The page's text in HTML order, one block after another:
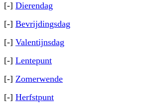
[-] Dierendag
[-] Bevrijdingsdag
[-] Valentijnsdag
[-] Lentepunt
[-] Zomerwende
[-] Herfstpunt